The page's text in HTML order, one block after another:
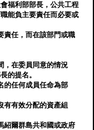
福利部部長，公共工程
能負主要責任而必要或
責任，而在該部門或職
，在委員同意的情況
的提名。
的任何成員任命為部
有有效分配的資產組
紹爾群島共和國或政府